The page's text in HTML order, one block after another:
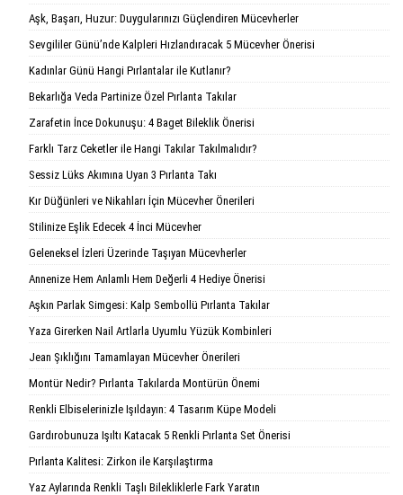
Aşk, Başarı, Huzur: Duygularınızı Güçlendiren Mücevherler
Sevgililer Günü’nde Kalpleri Hızlandıracak 5 Mücevher Önerisi
Kadınlar Günü Hangi Pırlantalar ile Kutlanır?
Bekarlığa Veda Partinize Özel Pırlanta Takılar
Zarafetin İnce Dokunuşu: 4 Baget Bileklik Önerisi
Farklı Tarz Ceketler ile Hangi Takılar Takılmalıdır?
Sessiz Lüks Akımına Uyan 3 Pırlanta Takı
Kır Düğünleri ve Nikahları İçin Mücevher Önerileri
Stilinize Eşlik Edecek 4 İnci Mücevher
Geleneksel İzleri Üzerinde Taşıyan Mücevherler
Annenize Hem Anlamlı Hem Değerli 4 Hediye Önerisi
Aşkın Parlak Simgesi: Kalp Sembollü Pırlanta Takılar
Yaza Girerken Nail Artlarla Uyumlu Yüzük Kombinleri
Jean Şıklığını Tamamlayan Mücevher Önerileri
Montür Nedir? Pırlanta Takılarda Montürün Önemi
Renkli Elbiselerinizle Işıldayın: 4 Tasarım Küpe Modeli
Gardırobunuza Işıltı Katacak 5 Renkli Pırlanta Set Önerisi
Pırlanta Kalitesi: Zirkon ile Karşılaştırma
Yaz Aylarında Renkli Taşlı Bilekliklerle Fark Yaratın